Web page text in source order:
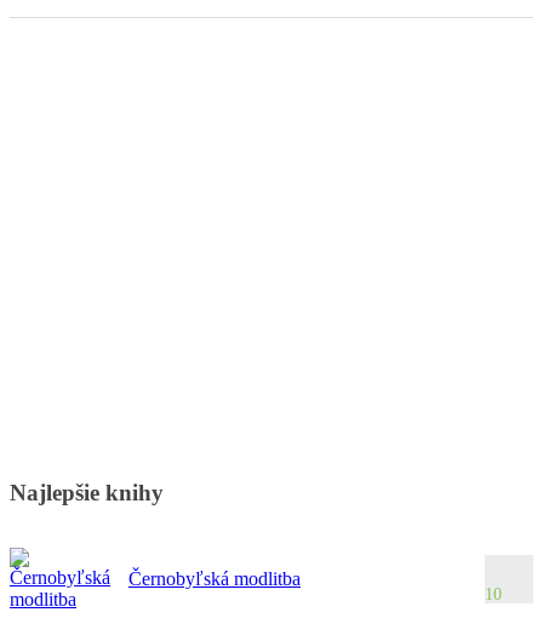
Najlepšie knihy
Černobyľská modlitba
10